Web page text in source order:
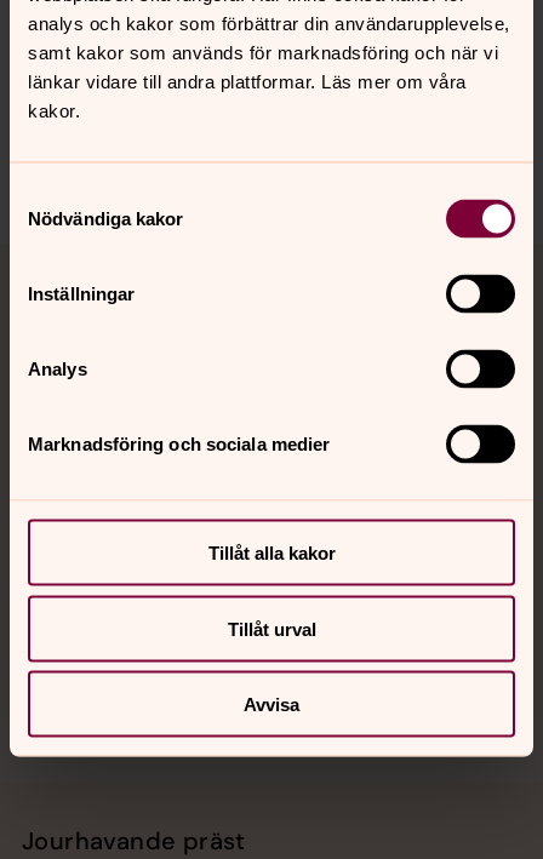
analys och kakor som förbättrar din användarupplevelse,
samt kakor som används för marknadsföring och när vi
länkar vidare till andra plattformar. Läs mer om våra
kakor.
Nödvändiga kakor
Inställningar
Analys
Marknadsföring och sociala medier
Tillåt alla kakor
Tillåt urval
Avvisa
Synpunkter eller frågor på sidans
innehåll?
gimo.pastorat@svenskakyrkan.se
Kontakt
Sociala kanaler
Jourhavande präst